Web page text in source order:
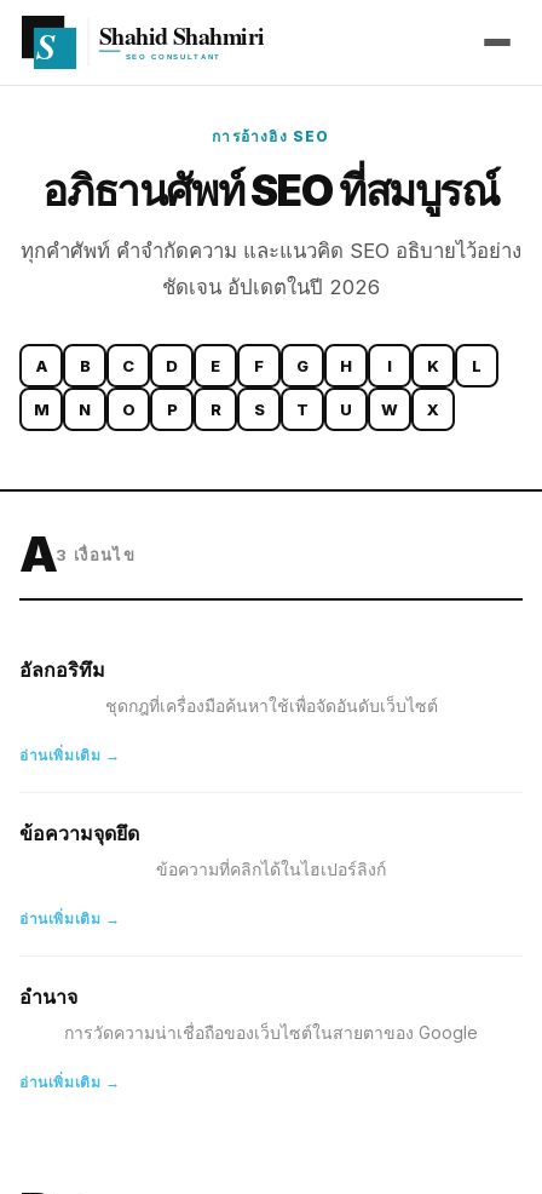
การอ้างอิง SEO
อภิธานศัพท์ SEO ที่สมบูรณ์
ทุกคำศัพท์ คำจำกัดความ และแนวคิด SEO อธิบายไว้อย่าง
ชัดเจน อัปเดตในปี 2026
A B C D E F G H I K L
M N O P R S T U W X
A3 เงื่อนไข
อัลกอริทึม
ชุดกฎที่เครื่องมือค้นหาใช้เพื่อจัดอันดับเว็บไซต์
อ่านเพิ่มเติม →
ข้อความจุดยึด
ข้อความที่คลิกได้ในไฮเปอร์ลิงก์
อ่านเพิ่มเติม →
อำนาจ
การวัดความน่าเชื่อถือของเว็บไซต์ในสายตาของ Google
อ่านเพิ่มเติม →